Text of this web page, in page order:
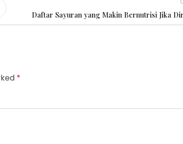
Daftar Sayuran yang Makin Bernutrisi Jika
*